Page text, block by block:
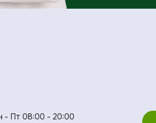
- Пт 08:00 - 20:00